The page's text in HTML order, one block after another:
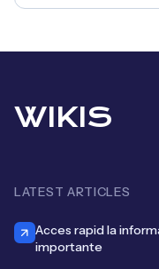
WIKIS
LATEST ARTICLES
Acces rapid la
importante